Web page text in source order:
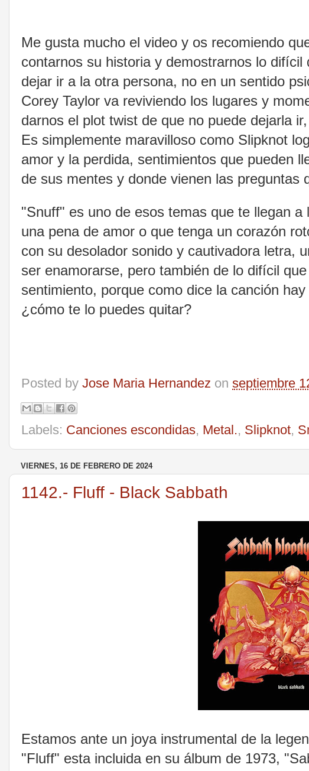
Me gusta mucho el video y os recomiendo
contarnos su historia y demostrarnos lo
dejar ir a la otra persona, no en un sentido
Corey Taylor va reviviendo los lugares y
darnos el plot twist de que no puede dejarla
Es simplemente maravilloso como Slipknot
amor y la perdida, sentimientos que pueden
de sus mentes y donde vienen las preguntas
"Snuff" es uno de esos temas que te llegan
una pena de amor o que tenga un corazón
con su desolador sonido y cautivadora letra,
ser enamorarse, pero también de lo difícil
sentimiento, porque como dice la canción
¿cómo te lo puedes quitar?
Posted by Jose Maria Hernandez on septiembre
Labels: Canciones escondidas, Metal., Slipknot,
VIERNES, 16 DE FEBRERO DE 2024
1142.- Fluff - Black Sabbath
Estamos ante un joya instrumental de la
"Fluff" esta incluida en su álbum de 1973,